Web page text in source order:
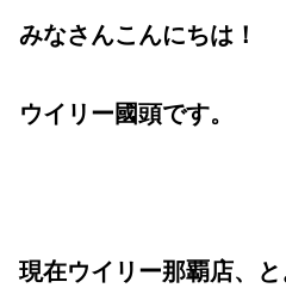
みなさんこんにちは！
ウイリー國頭です。
現在ウイリー那覇店、